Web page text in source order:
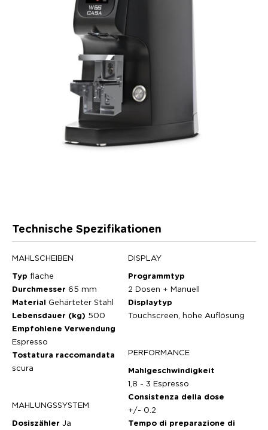
Technische Spezifikationen
MAHLSCHEIBEN
Typ flache
Durchmesser 65 mm
Material Gehärteter Stahl
Lebensdauer (kg) 500
Empfohlene Verwendung
Espresso
Tostatura raccomandata
scura
MAHLUNGSSYSTEM
Dosiszähler Ja
DISPLAY
Programmtyp
2 Dosen + Manuell
Displaytyp
Touchscreen, hohe Auflösung
PERFORMANCE
Mahlgeschwindigkeit
1,8 - 3 Espresso
Consistenza della dose
+/- 0.2
Tempo di preparazione di